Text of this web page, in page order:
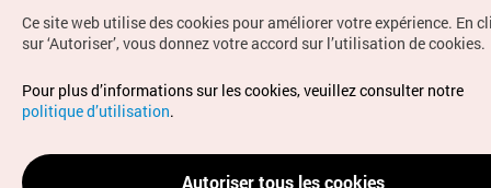
Droits d’auteur (c) Office National du Tourisme en Corée.
Tous droits réservés.
Pour les rapports d'erreurs et demandes de renseignements,
adressez vos demandes à
info.ontc@gmail.com
Ce site web utilise des cookies pour améliorer votre expérience. En
sur ‘Autoriser’, vous donnez votre accord sur l’utilisation de cookies.
Pour plus d’informations sur les cookies, veuillez consulter notre
politique d’utilisation.
Autoriser tous les cookies